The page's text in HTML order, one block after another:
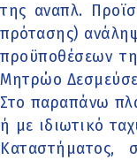
της αναπλ.
πρότασης)
προϋποθέσεων
Μητρώο
Στο παραπάνω
ή με ιδιωτικό
Καταστήματος,